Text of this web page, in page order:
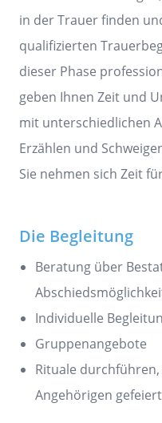
in der Trauer finden
qualifizierten
dieser Phase
geben Ihnen Zeit und
mit unterschiedlichen
Erzählen und
Sie nehmen sich Zeit
Die Begleitung
Beratung über
Individuelle
Gruppenangebote
Rituale
Angehörigen